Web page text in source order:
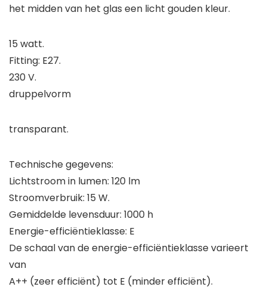
het midden van het glas een licht gouden kleur.
15 watt.
Fitting: E27.
230 V.
druppelvorm
transparant.
Technische gegevens:
Lichtstroom in lumen: 120 lm
Stroomverbruik: 15 W.
Gemiddelde levensduur: 1000 h
Energie-efficiëntieklasse: E
De schaal van de energie-efficiëntieklasse varieert
van
A++ (zeer efficiënt) tot E (minder efficiënt).